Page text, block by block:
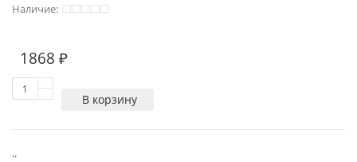
Наличие:
1868 ₽
В корзину
..